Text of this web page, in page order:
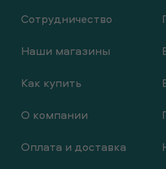
Сотрудничество
Наши магазины
Как купить
О компании
Оплата и доставка